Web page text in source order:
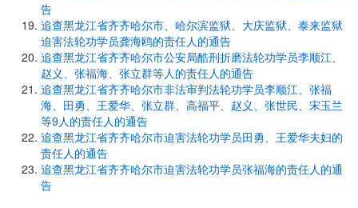
告
追查黑龙江省齐齐哈尔市、哈尔滨监狱、大庆监狱、泰来监狱
迫害法轮功学员龚海鸥的责任人的通告
追查黑龙江省齐齐哈尔市公安局酷刑折磨法轮功学员李顺江、
赵义、张福海、张立群等人的责任人的通告
追查黑龙江省齐齐哈尔市非法审判法轮功学员李顺江、张福
海、田勇、王爱华、张立群、高福平、赵义、张世民、宋玉兰
等9人的责任人的通告
追查黑龙江省齐齐哈尔市迫害法轮功学员田勇、王爱华夫妇的
责任人的通告
追查黑龙江省齐齐哈尔市迫害法轮功学员张福海的责任人的通
告